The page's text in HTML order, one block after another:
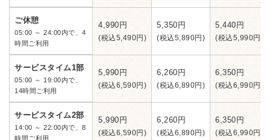
ご休憩
05:00 ～ 24:00内で、4
時間ご利用
4,990円
(税込5,490円)
5,350円
(税込5,890円)
5,440円
(税込5,990円)
サービスタイム1部
05:00 ～ 19:00内で、
14時間ご利用
5,990円
(税込6,590円)
6,260円
(税込6,890円)
6,350円
(税込6,990円)
サービスタイム2部
14:00 ～ 22:00内で、8
時間ご利用
5,990円
(税込6,590円)
6,260円
(税込6,890円)
6,350円
(税込6,990円)